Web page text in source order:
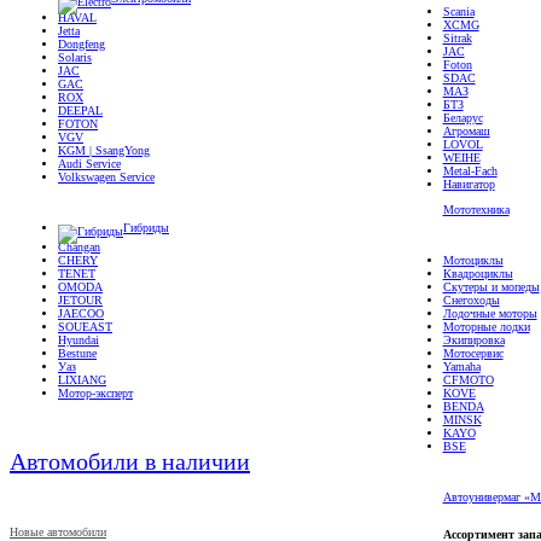
HAVAL
Jetta
Dongfeng
Solaris
JAC
GAC
ROX
DEEPAL
FOTON
VGV
KGM | SsangYong
Audi Service
Volkswagen Service
Гибриды
Changan
CHERY
TENET
OMODA
JETOUR
JAECOO
SOUEAST
Hyundai
Bestune
Уаз
LIXIANG
Мотор-эксперт
Автомобили в наличии
Новые автомобили
Scania
XCMG
Sitrak
JAC
Foton
SDAC
МАЗ
БТЗ
Беларус
Агромаш
LOVOL
WEIHE
Metal-Fach
Навигатор
Мототехника
Мотоциклы
Квадроциклы
Скутеры и мопеды
Снегоходы
Лодочные моторы
Моторные лодки
Экипировка
Мотосервис
Yamaha
CFMOTO
KOVE
BENDA
MINSK
KAYO
BSE
Автоунивермаг
Ассортимент